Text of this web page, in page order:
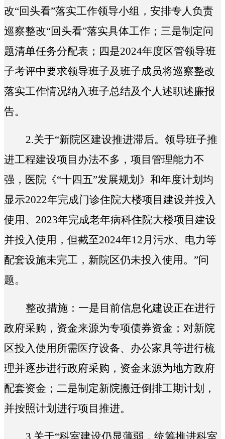
改“回头看”落实工作领导小组，安排专人负责
巡察整改“回头看”落实具体工作；三是制定问
题清单任务分配表；四是2024年度区管领导班
子考评中要求领导班子及班子成员将巡察整改
落实工作情况纳入班子总结及个人述职述廉报
告。
2.关于“新院区建设推进滞后。领导班子推
进工程建设项目办法不多，项目管理能力不
强，医院《“十四五”发展规划》和年度计划均
显示2022年完成门诊住院大楼项目建设并投入
使用、2023年完成老年病科住院大楼项目建设
并投入使用，但截至2024年12月污水、电力等
配套设施未完工，新院区仍未投入使用。 ”问
题。
整改措施： 一是目前信息化建设正在进行
政府采购，资金来源为专项债券资金；对新院
区投入使用所需医疗设备、办公家具等进行梳
理并逐步进行政府采购，资金来源为地方政府
配套资金；二是制定新院搬迁倒排工期计划，
并按照计划进行项目推进。